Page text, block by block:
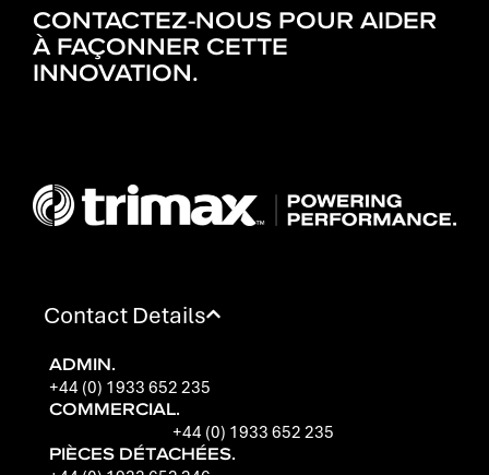
CONTACTEZ-NOUS POUR AIDER
À FAÇONNER CETTE
INNOVATION.
Contact Details
ADMIN.
+44 (0) 1933 652 235
COMMERCIAL.
+44 (0) 1933 652 235
PIÈCES DÉTACHÉES.